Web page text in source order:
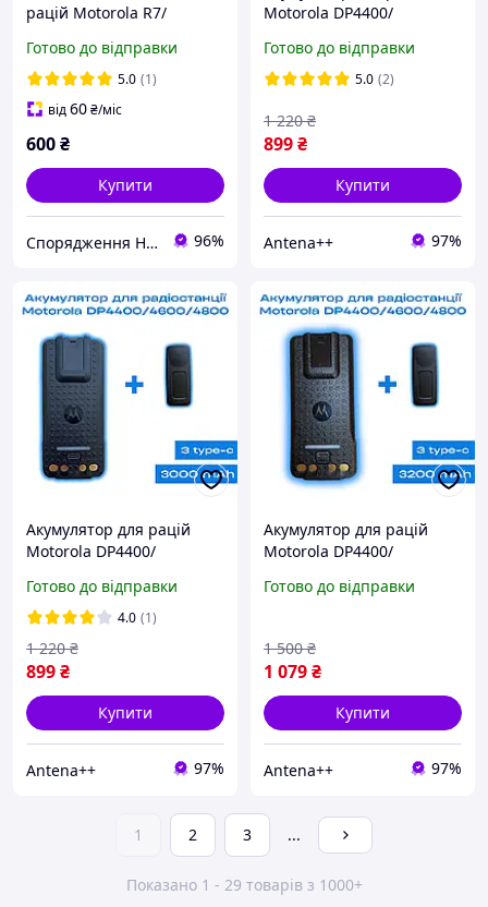
рацій Motorola R7/
DP4800e, DP4800, R7
Готово до відправки
5.0 (1)
від60₴/міс
600₴
Купити
Спорядження Hazardous 96%
Motorola DP4400/
DP4600e/ DP4800/
DP4800e ємністю 3000мАг
Готово до відправки
5.0 (2)
899₴
1 220 ₴
Купити
Antena++ 97%
Акумулятор для рацій
Motorola DP4400/
DP4600e/ DP4800/
DP4800e ємністю 3000мАг
з роз'ємом Type-C
Готово до відправки
4.0 (1)
899₴
1 220 ₴
Купити
Antena++ 97%
Акумулятор для рацій
Motorola DP4400/
DP4600e/ DP4800/
C, ємністю 3200мАг
Готово до відправки
1 079₴
1 500 ₴
Купити
Antena++ 97%
1 2 3 ...
Показано 1 - 29 товарів з 1000+